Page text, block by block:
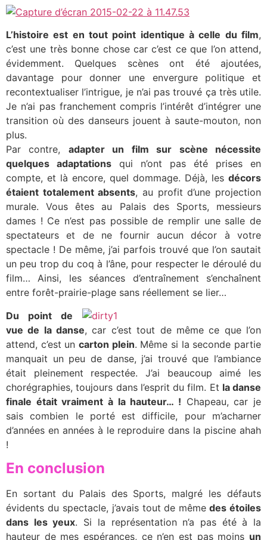
L’histoire est en tout point identique à celle du film,
c’est une très bonne chose car c’est ce que l’on attend,
évidemment. Quelques scènes ont été ajoutées,
davantage pour donner une envergure politique et
recontextualiser l’intrigue, je n’ai pas trouvé ça très utile.
Je n’ai pas franchement compris l’intérêt d’intégrer une
transition où des danseurs jouent à saute-mouton, non
plus.
Par contre, adapter un film sur scène nécessite
quelques adaptations qui n’ont pas été prises en
compte, et là encore, quel dommage. Déjà, les décors
étaient totalement absents, au profit d’une projection
murale. Vous êtes au Palais des Sports, messieurs
dames ! Ce n’est pas possible de remplir une salle de
spectateurs et de ne fournir aucun décor à votre
spectacle ! De même, j’ai parfois trouvé que l’on sautait
un peu trop du coq à l’âne, pour respecter le déroulé du
film… Ainsi, les séances d’entraînement s’enchaînent
entre forêt-prairie-plage sans réellement se lier…
Du point de
vue de la danse, car c’est tout de même ce que l’on
attend, c’est un carton plein. Même si la seconde partie
manquait un peu de danse, j’ai trouvé que l’ambiance
était pleinement respectée. J’ai beaucoup aimé les
chorégraphies, toujours dans l’esprit du film. Et la danse
finale était vraiment à la hauteur… ! Chapeau, car je
sais combien le porté est difficile, pour m’acharner
d’années en années à le reproduire dans la piscine ahah
!
En conclusion
En sortant du Palais des Sports, malgré les défauts
évidents du spectacle, j’avais tout de même des étoiles
dans les yeux. Si la représentation n’a pas été à la
hauteur de mes espérances, ce n’en est pas moins un